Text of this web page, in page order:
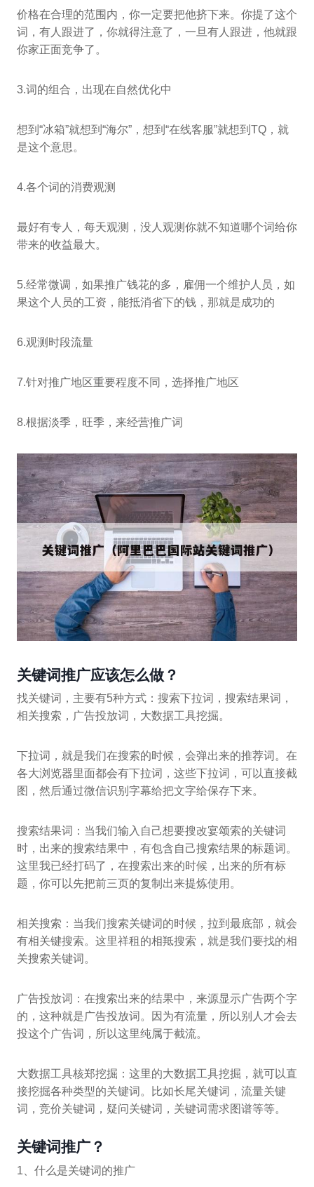
价格在合理的范围内，你一定要把他挤下来。你提了这个
词，有人跟进了，你就得注意了，一旦有人跟进，他就跟
你家正面竞争了。
3.词的组合，出现在自然优化中
想到“冰箱”就想到“海尔”，想到“在线客服”就想到TQ，就
是这个意思。
4.各个词的消费观测
最好有专人，每天观测，没人观测你就不知道哪个词给你
带来的收益最大。
5.经常微调，如果推广钱花的多，雇佣一个维护人员，如
果这个人员的工资，能抵消省下的钱，那就是成功的
6.观测时段流量
7.针对推广地区重要程度不同，选择推广地区
8.根据淡季，旺季，来经营推广词
关键词推广应该怎么做？
找关键词，主要有5种方式：搜索下拉词，搜索结果词，
相关搜索，广告投放词，大数据工具挖掘。
下拉词，就是我们在搜索的时候，会弹出来的推荐词。在
各大浏览器里面都会有下拉词，这些下拉词，可以直接截
图，然后通过微信识别字幕给把文字给保存下来。
搜索结果词：当我们输入自己想要搜改宴颂索的关键词
时，出来的搜索结果中，有包含自己搜索结果的标题词。
这里我已经打码了，在搜索出来的时候，出来的所有标
题，你可以先把前三页的复制出来提炼使用。
相关搜索：当我们搜索关键词的时候，拉到最底部，就会
有相关键搜索。这里祥租的相羝搜索，就是我们要找的相
关搜索关键词。
广告投放词：在搜索出来的结果中，来源显示广告两个字
的，这种就是广告投放词。因为有流量，所以别人才会去
投这个广告词，所以这里纯属于截流。
大数据工具核郑挖掘：这里的大数据工具挖掘，就可以直
接挖掘各种类型的关键词。比如长尾关键词，流量关键
词，竞价关键词，疑问关键词，关键词需求图谱等等。
关键词推广？
1、什么是关键词的推广